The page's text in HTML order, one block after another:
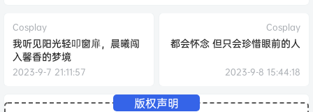
Cosplay
我听见阳光轻叩窗扉，晨曦闯
入馨香的梦境
2023-9-7 21:11:57
Cosplay
都会怀念 但只会珍惜眼前的人
2023-9-8 15:44:18
版权声明